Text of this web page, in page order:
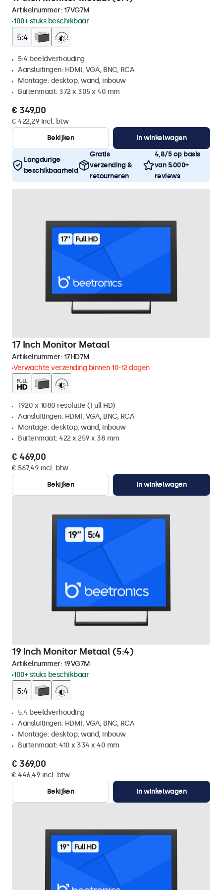
Artikelnummer: 17VG7M
100+ stuks beschikbaar
5:4 beeldverhouding
Aansluitingen: HDMI, VGA, BNC, RCA
Montage: desktop, wand, inbouw
Buitenmaat: 372 x 305 x 40 mm
€ 349,00
€ 422,29 incl. btw
Bekijken
In winkelwagen
Langdurige
beschikbaarheid
Gratis
verzending &
retourneren
4,8/5 op basis
van 5.000+
reviews
17 Inch Monitor Metaal
Artikelnummer: 17HD7M
Verwachte verzending binnen 10-12 dagen
1920 x 1080 resolutie (Full HD)
Aansluitingen: HDMI, VGA, BNC, RCA
Montage: desktop, wand, inbouw
Buitenmaat: 422 x 259 x 38 mm
€ 469,00
€ 567,49 incl. btw
Bekijken
In winkelwagen
19 Inch Monitor Metaal (5:4)
Artikelnummer: 19VG7M
100+ stuks beschikbaar
5:4 beeldverhouding
Aansluitingen: HDMI, VGA, BNC, RCA
Montage: desktop, wand, inbouw
Buitenmaat: 410 x 334 x 40 mm
€ 369,00
€ 446,49 incl. btw
Bekijken
In winkelwagen